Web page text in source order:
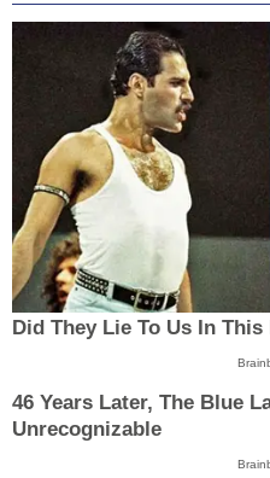
Did They Lie To Us In This
46 Years Later, The Blue
Unrecognizable